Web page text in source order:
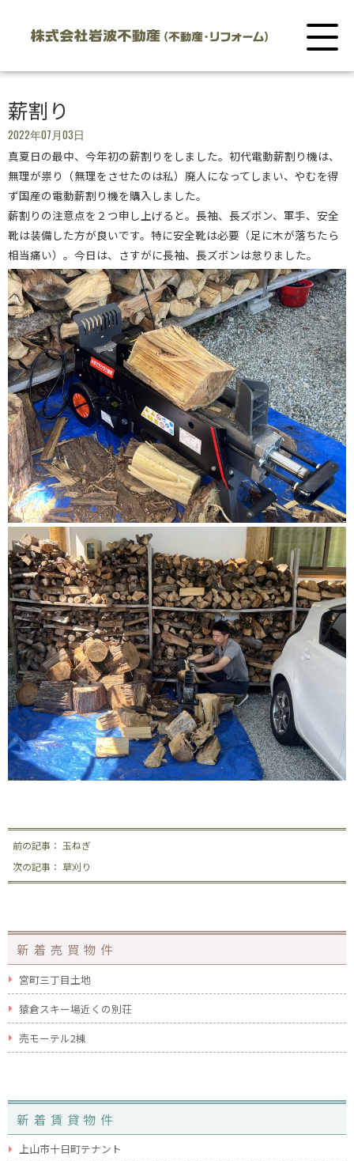
薪割り
2022年07月03日
真夏日の最中、今年初の薪割りをしました。初代電動薪割り機は、
無理が祟り（無理をさせたのは私）廃人になってしまい、やむを得
ず国産の電動薪割り機を購入しました。
薪割りの注意点を２つ申し上げると。長袖、長ズボン、軍手、安全
靴は装備した方が良いです。特に安全靴は必要（足に木が落ちたら
相当痛い）。今日は、さすがに長袖、長ズボンは怠りました。
前の記事： 玉ねぎ
次の記事： 草刈り
新着売買物件
宮町三丁目土地
猿倉スキー場近くの別荘
売モーテル2棟
新着賃貸物件
上山市十日町テナント